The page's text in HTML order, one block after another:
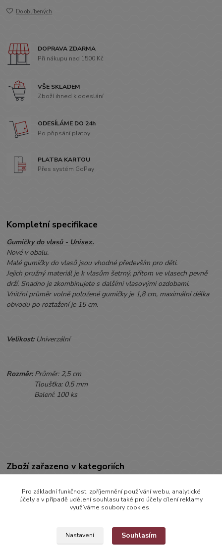
Do oblíbených
DOPRAVA ZDARMA
Při nákupu nad 1500 Kč
VŠE SKLADEM
Zboží ihned k odeslání
ODESÍLÁME DO 24h
Po připsání platby
PLATBA KARTOU
Přes systém GoPay
Kompletní specifikace
Gumičky do vlasů - Unisex.
Nové v obalu.
Malé gumičky do vlasů jsou vhodné především pro děti.
Jejich pružný materiál je k vlasům šetrný, přitom ve vlasech pevně
drží. Snadno je zkombinujete s dalšími vlasovými ozdobami.
Vnitřní průměr volně položené gumičky je 1,8 cm, maximální délka
obvodu po roztažení je 15 cm.
Velikost: Univerzální
Rozměr:Průměr: 2,5 cm
Tloušťka: 0,5 mm
Balení: 100 ks
Zboží zařazeno v kategoriích
Gumičky do vlasů
Pro základní funkčnost, zpříjemnění používání webu, analytické
účely a v případě udělení souhlasu také pro účely cílení reklamy
využíváme soubory cookies.
Nastavení Souhlasím